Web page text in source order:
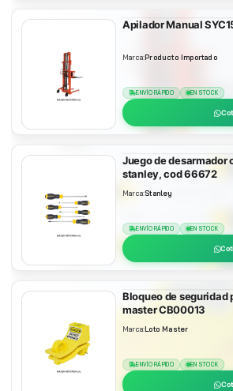
Apilador Manual
Marca:Producto Importado
ENVÍO RÁPIDO EN STOCK
Juego de desarmador
stanley, cod 66672
Marca:Stanley
ENVÍO RÁPIDO EN STOCK
Bloqueo de seguridad
master CB00013
Marca:Loto Master
ENVÍO RÁPIDO EN STOCK